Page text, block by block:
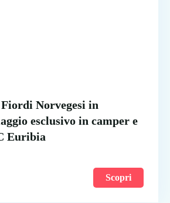
Norvegesi in
esclusivo in camper e
Euribia
Scopri